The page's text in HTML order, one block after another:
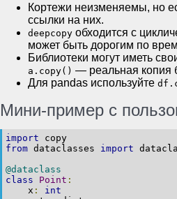
Кортежи неизменяемы, но
ссылки на них.
deepcopy обходится с
может быть дорогим по
Библиотеки могут иметь
a.copy() — реальная копия
Для pandas используйте
Мини-пример с
import copy
from dataclasses import
@dataclass
class
Point :
x :
int